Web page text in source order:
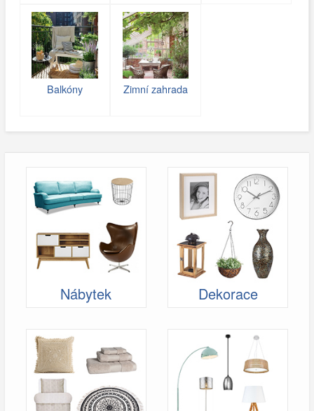
Balkóny Zimní zahrada
Nábytek Dekorace